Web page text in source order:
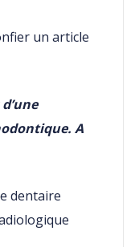
un article
A
dentaire